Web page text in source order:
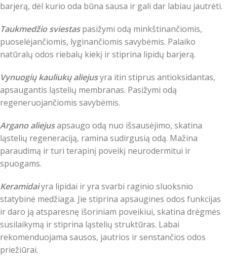
barjerą, dėl kurio oda būna sausa ir gali dar labiau jautrėti.
Taukmedžio sviestas pasižymi odą minkštinančiomis,
puoselėjančiomis, lyginančiomis savybėmis. Palaiko
natūralų odos riebalų kiekį ir stiprina lipidų barjerą.
Vynuogių kauliukų aliejusyra itin stiprus antioksidantas,
apsaugantis ląstelių membranas. Pasižymi odą
regeneruojančiomis savybėmis.
Argano aliejusapsaugo odą nuo išsausėjimo, skatina
ląstelių regeneraciją, ramina sudirgusią odą. Mažina
paraudimą ir turi terapinį poveikį neurodermitui ir
spuogams.
Keramidaiyra lipidai ir yra svarbi raginio sluoksnio
statybinė medžiaga. Jie stiprina apsaugines odos funkcijas
ir daro ją atsparesnę išoriniam poveikiui, skatina drėgmės
susilaikymą ir stiprina ląstelių struktūras. Labai
rekomenduojama sausos, jautrios ir senstančios odos
priežiūrai.